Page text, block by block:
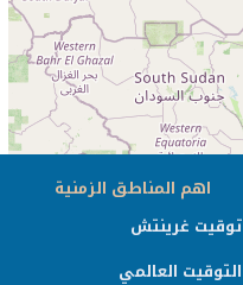
اهم المناطق الزمنية
توقيت غرينتش
التوقيت العالمي